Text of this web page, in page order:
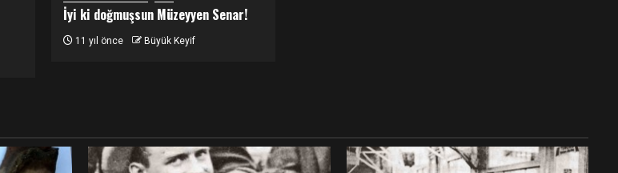
İyi ki doğmuşsun Müzeyyen Senar!
11 yıl önce Büyük Keyif